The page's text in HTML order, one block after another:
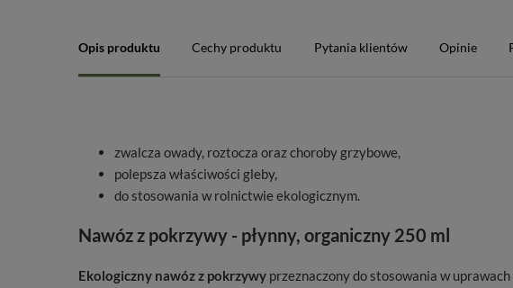
Opis produktu Cechy produktu Pytania klientów Opinie
zwalcza owady, roztocza oraz choroby grzybowe,
polepsza właściwości gleby,
do stosowania w rolnictwie ekologicznym.
Nawóz z pokrzywy - płynny, organiczny 250 ml
Ekologiczny nawóz z pokrzywy przeznaczony do stosowania w